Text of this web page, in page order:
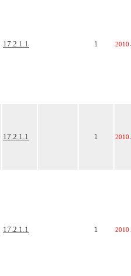
17.2.1.1 1 2010
17.2.1.1 1 2010
17.2.1.1 1 2010